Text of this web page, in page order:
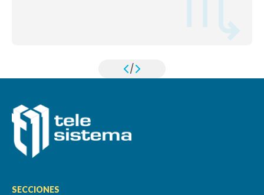
/
SECCIONES